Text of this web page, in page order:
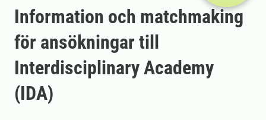
Information och matchmaking
för ansökningar till
Interdisciplinary Academy
(IDA)